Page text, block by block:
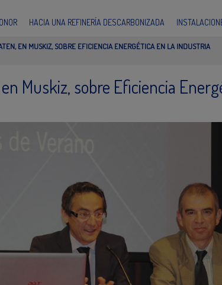
HACIA UNA REFINERÍA DESCARBONIZADA
EN MUSKIZ, SOBRE EFICIENCIA ENERGÉTICA EN LA INDUSTRIA
Muskiz, sobre Eficiencia